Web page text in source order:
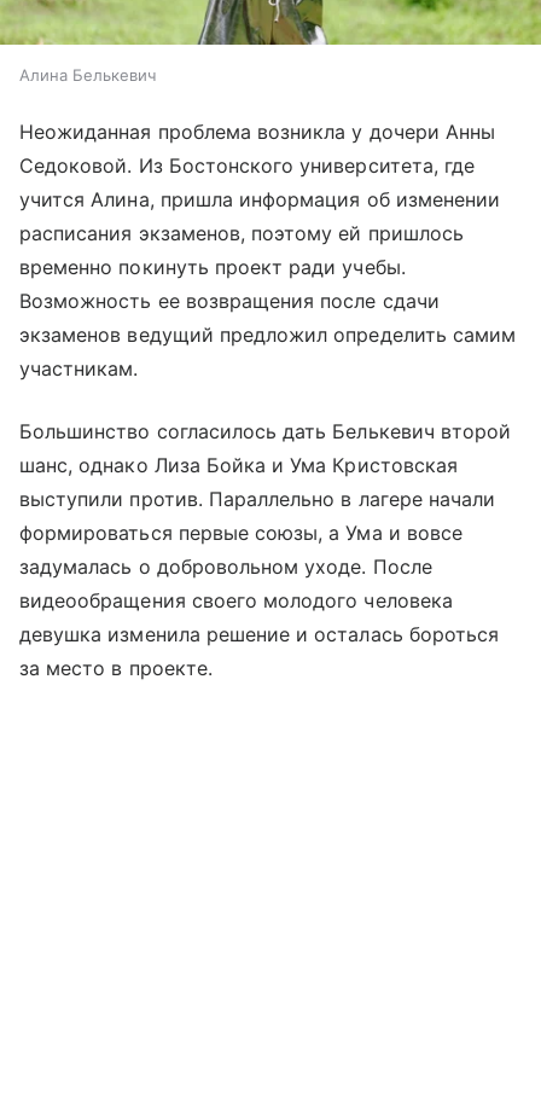
Алина Белькевич
Неожиданная проблема возникла у дочери Анны
Седоковой. Из Бостонского университета, где
учится Алина, пришла информация об изменении
расписания экзаменов, поэтому ей пришлось
временно покинуть проект ради учебы.
Возможность ее возвращения после сдачи
экзаменов ведущий предложил определить самим
участникам.
Большинство согласилось дать Белькевич второй
шанс, однако Лиза Бойка и Ума Кристовская
выступили против. Параллельно в лагере начали
формироваться первые союзы, а Ума и вовсе
задумалась о добровольном уходе. После
видеообращения своего молодого человека
девушка изменила решение и осталась бороться
за место в проекте.